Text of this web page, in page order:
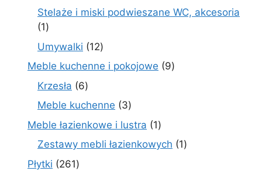
Stelaże i miski podwieszane WC, akcesoria
11
produkt
Umywalki 1212
produktów
Meble kuchenne i pokojowe 99
Krzesła 66
produktów
Meble kuchenne 33
produkty
Meble łazienkowe i lustra 11
produkt
Zestawy mebli łazienkowych 11
Płytki 261261